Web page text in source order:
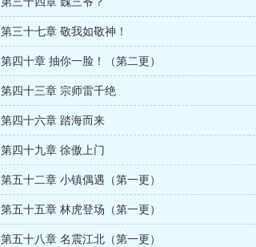
第三十七章 敬我如敬神！
第四十章 抽你一脸！（第二更）
第四十三章 宗师雷千绝
第四十六章 踏海而来
第四十九章 徐傲上门
第五十二章 小镇偶遇（第一更）
第五十五章 林虎登场（第一更）
第五十八章 名震江北（第一更）